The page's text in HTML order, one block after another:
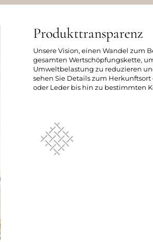
Produkttransparenz
Unsere Vision, einen Wandel zum
gesamten Wertschöpfungskette,
Umweltbelastung zu reduzieren
sehen Sie Details zum
oder Leder bis hin zu bestimmten